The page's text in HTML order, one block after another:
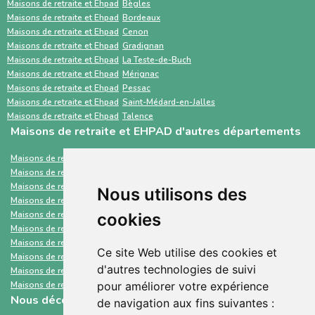
Nous utilisons des
cookies
Ce site Web utilise des cookies et
d'autres technologies de suivi
pour améliorer votre expérience
de navigation aux fins suivantes :
meilleur accompagnement.
est un service public gratuit, destiné
principalement aux professionnels de santé,
centré sur les demandes d’admission en
établissements médico-sociaux via un dossier
standardisé.
Maisons de retraite et Ehpad Bègles
Maisons de retraite et Ehpad Bordeaux
Maisons de retraite et Ehpad Cenon
Maisons de retraite et Ehpad Gradignan
Maisons de retraite et Ehpad La Teste-de-Buch
Maisons de retraite et Ehpad Mérignac
Maisons de retraite et Ehpad Pessac
Maisons de retraite et Ehpad Saint-Médard-en-Jalles
Maisons de retraite et Ehpad Talence
Maisons de retraite et EHPAD d'autres départements
Maisons de retraite et Ehpad
Maisons de retraite et Ehpad
Maisons de retraite et Ehpad
Maisons de retraite et Ehpad Terres australes et antarctiques françaises
Maisons de retraite et Ehpad Calvados
Maisons de retraite et Ehpad Orne
Maisons de retraite et Ehpad
Maisons de retraite et Ehpad Nièvre
Maisons de retraite et Ehpad Charente-Maritime
Maisons de retraite et Ehpad Cantal
Nous découvrir